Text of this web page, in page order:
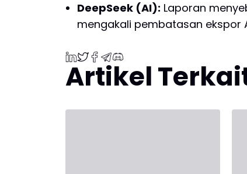
DeepSeek (AI): Laporan
mengakali pembatasan ekspor
Artikel